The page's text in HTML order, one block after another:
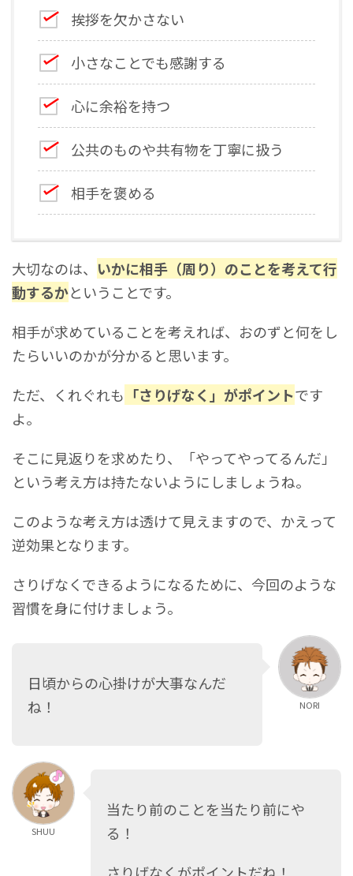
挨拶を欠かさない
小さなことでも感謝する
心に余裕を持つ
公共のものや共有物を丁寧に扱う
相手を褒める
大切なのは、 いかに相手（周り）のことを考えて行
動するかということです。
相手が求めていることを考えれば、おのずと何をし
たらいいのかが分かると思います。
ただ、くれぐれも 「さりげなく」がポイントです
よ。
そこに見返りを求めたり、「やってやってるんだ」
という考え方は持たないようにしましょうね。
このような考え方は透けて見えますので、かえって
逆効果となります。
さりげなくできるようになるために、今回のような
習慣を身に付けましょう。
日頃からの心掛けが大事なんだ
ね！
NORI
SHUU
当たり前のことを当たり前にや
る！